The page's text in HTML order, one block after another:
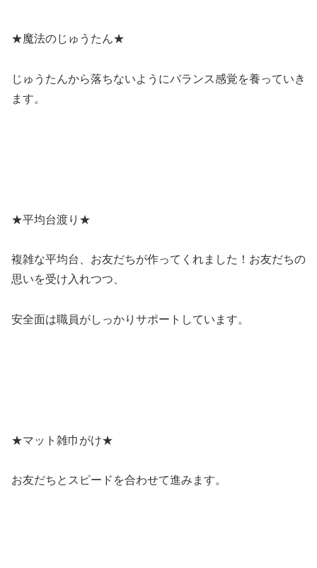
★魔法のじゅうたん★
じゅうたんから落ちないようにバランス感覚を養っていき
ます。
★平均台渡り★
複雑な平均台、お友だちが作ってくれました！お友だちの
思いを受け入れつつ、
安全面は職員がしっかりサポートしています。
★マット雑巾がけ★
お友だちとスピードを合わせて進みます。